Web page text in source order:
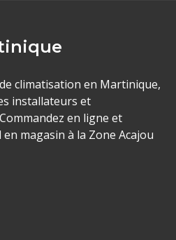
climatisation en Martinique,
installateurs et
en ligne et
magasin à la Zone Acajou